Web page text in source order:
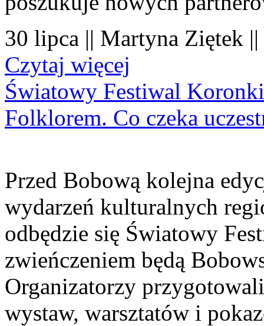
30 lipca || Martyna Ziętek
Czytaj więcej
Światowy Festiwal
Folklorem. Co czeka
Przed Bobową kolejna
wydarzeń kulturalnych
odbędzie się Światowy
zwieńczeniem będą
Organizatorzy
wystaw, warsztatów i